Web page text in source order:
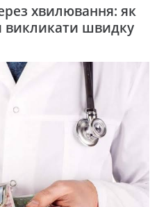
хвилювання: як
викликати швидку